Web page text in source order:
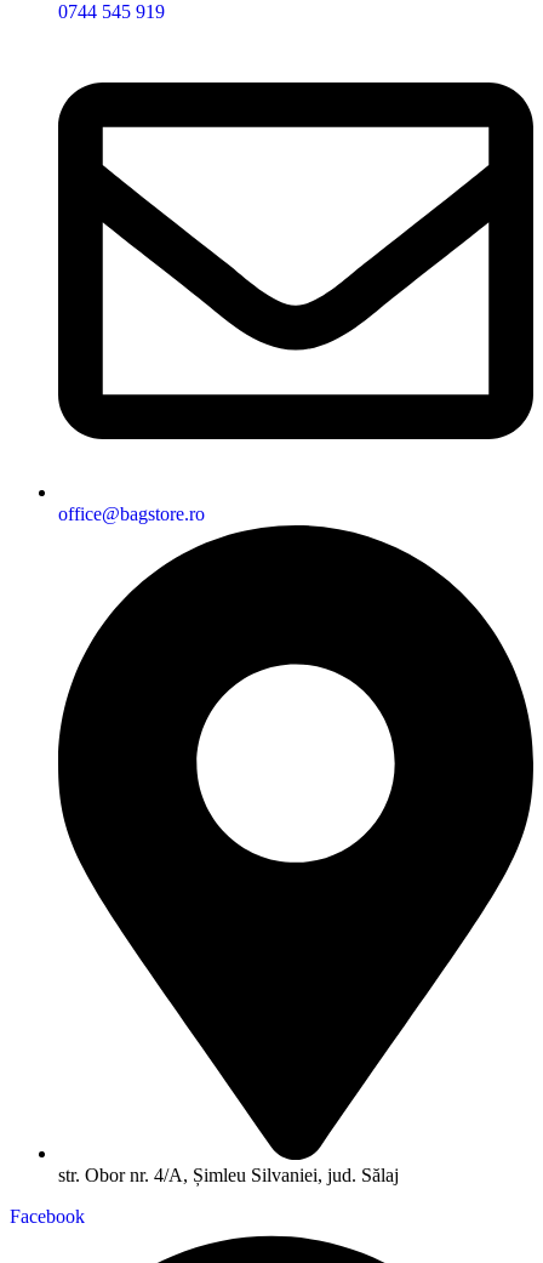
0744 545 919
office@bagstore.ro
str. Obor nr. 4/A, Șimleu Silvaniei, jud. Sălaj
Facebook